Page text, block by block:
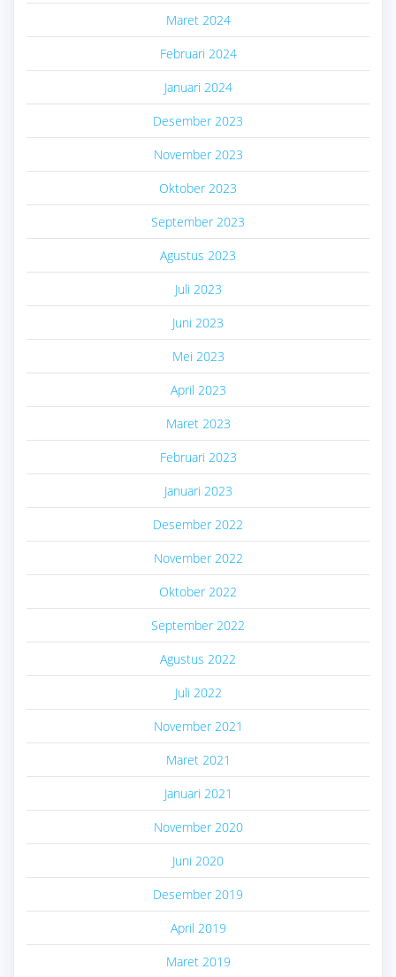
Maret 2024
Februari 2024
Januari 2024
Desember 2023
November 2023
Oktober 2023
September 2023
Agustus 2023
Juli 2023
Juni 2023
Mei 2023
April 2023
Maret 2023
Februari 2023
Januari 2023
Desember 2022
November 2022
Oktober 2022
September 2022
Agustus 2022
Juli 2022
November 2021
Maret 2021
Januari 2021
November 2020
Juni 2020
Desember 2019
April 2019
Maret 2019